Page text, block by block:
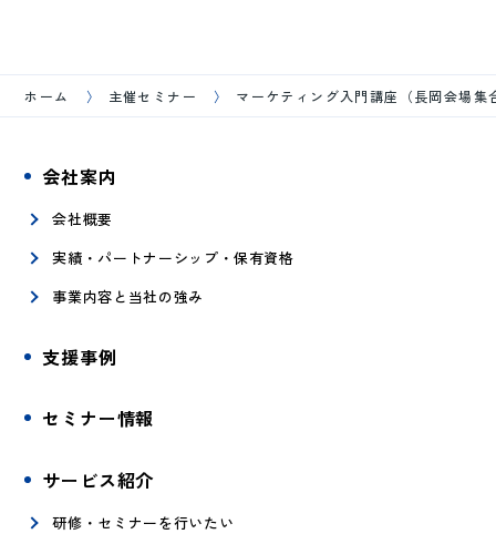
ホーム 主催セミナー マーケティング入門講座（長岡会場
会社案内
会社概要
実績・パートナーシップ・保有資格
事業内容と当社の強み
支援事例
セミナー情報
サービス紹介
研修・セミナーを行いたい